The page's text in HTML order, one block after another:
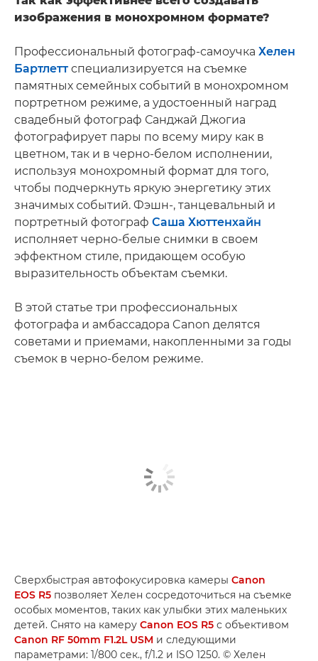
изображения в монохромном формате?
Профессиональный фотограф-самоучка Хелен
Бартлеттспециализируется на съемке
памятных семейных событий в монохромном
портретном режиме, а удостоенный наград
свадебный фотограф Санджай Джогиа
фотографирует пары по всему миру как в
цветном, так и в черно-белом исполнении,
используя монохромный формат для того,
чтобы подчеркнуть яркую энергетику этих
значимых событий. Фэшн-, танцевальный и
портретный фотограф Саша Хюттенхайн
исполняет черно-белые снимки в своем
эффектном стиле, придающем особую
выразительность объектам съемки.
В этой статье три профессиональных
фотографа и амбассадора Canon делятся
советами и приемами, накопленными за годы
съемок в черно-белом режиме.
Сверхбыстрая автофокусировка камеры Canon
EOS R5 позволяет Хелен сосредоточиться на съемке
особых моментов, таких как улыбки этих маленьких
детей. Снято на камеру Canon EOS R5 с объективом
Canon RF 50mm F1.2L USM и следующими
параметрами: 1/800 сек., f/1.2 и ISO 1250. © Хелен